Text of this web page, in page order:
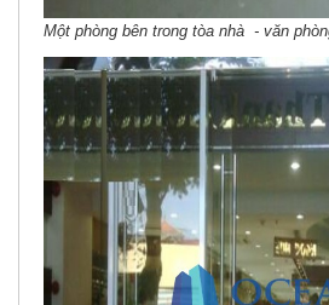
Một phòng bên trong tòa nhà - văn